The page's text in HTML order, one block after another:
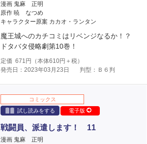
漫画 鬼麻 正明
原作 暁 なつめ
キャラクター原案 カカオ・ランタン
魔王城へのカチコミはリベンジなるか！？
ドタバタ侵略劇第10巻！
定価 671 円（本体610円＋税）
発売日：2023年03月23日
判型：Ｂ６判
コミックス
試し読みをする
電子版
戦闘員、派遣します！ 11
漫画 鬼麻 正明